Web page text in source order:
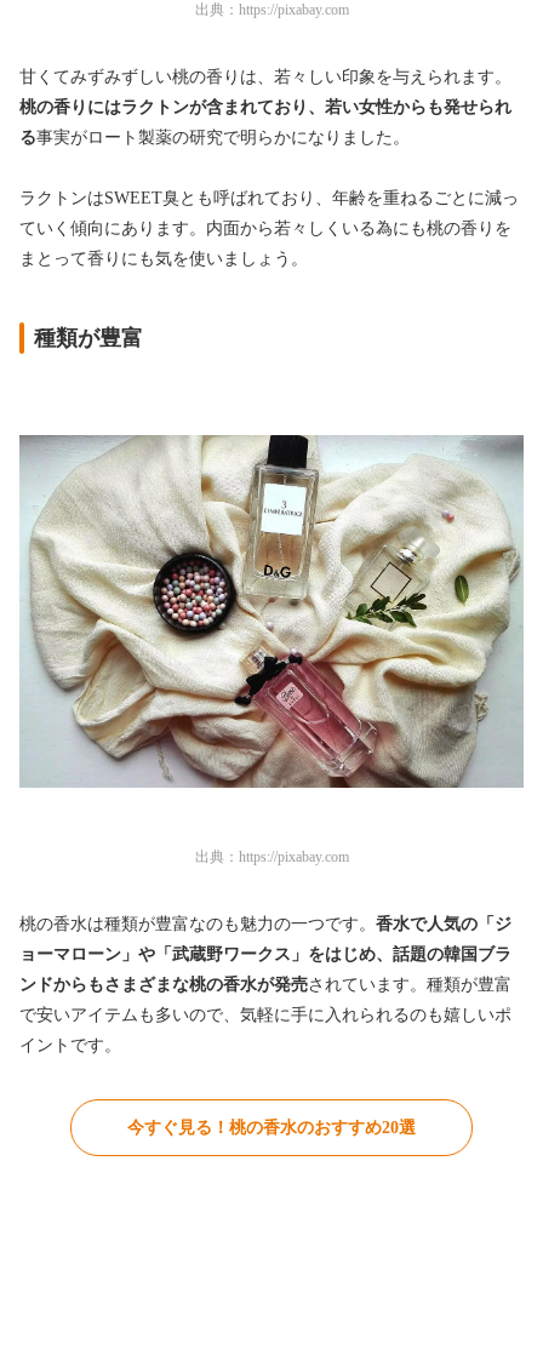
出典： https://pixabay.com
甘くてみずみずしい桃の香りは、若々しい印象を与えられます。
桃の香りにはラクトンが含まれており、若い女性からも発せられ
る事実がロート製薬の研究で明らかになりました。
ラクトンはSWEET臭とも呼ばれており、年齢を重ねるごとに減っ
ていく傾向にあります。内面から若々しくいる為にも桃の香りを
まとって香りにも気を使いましょう。
種類が豊富
出典： https://pixabay.com
桃の香水は種類が豊富なのも魅力の一つです。 香水で人気の「ジ
ョーマローン」や「武蔵野ワークス」をはじめ、話題の韓国ブラ
ンドからもさまざまな桃の香水が発売されています。種類が豊富
で安いアイテムも多いので、気軽に手に入れられるのも嬉しいポ
イントです。
今すぐ見る！桃の香水のおすすめ20選